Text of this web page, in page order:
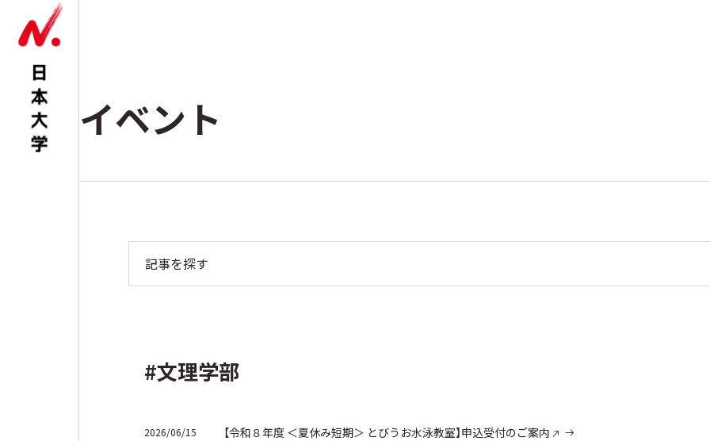
イベント
記事を探す
#文理学部
2026/06/15 【令和８年度 ＜夏休み短期＞ とびうお水泳教室】申込受付のご案内